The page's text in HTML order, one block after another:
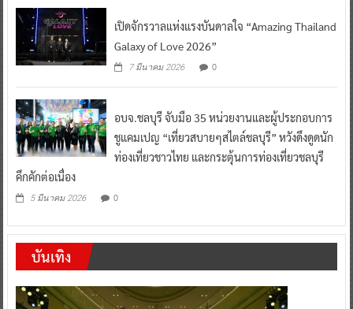
เปิดจักรวาลแห่งแรงบันดาลใจ “Amazing Thailand
Galaxy of Love 2026”
7 มีนาคม 2026 0
อบจ.ชลบุรี จับมือ 35 หน่วยงานและผู้ประกอบการ
ชูแคมเปญ “เที่ยวสบายๆสไตล์ชลบุรี” หวังดึงดูดนัก
ท่องเที่ยวชาวไทย และกระตุ้นการท่องเที่ยวชลบุรี
คึกคักต่อเนื่อง
5 มีนาคม 2026 0
บันเทิง